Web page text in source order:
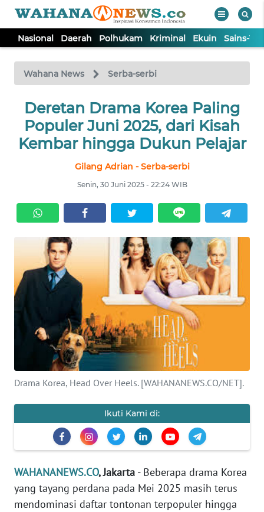
Nasional Daerah Polhukam Kriminal Ekuin Sains-
Wahana News Serba-serbi
Deretan Drama Korea Paling
Populer Juni 2025, dari Kisah
Kembar hingga Dukun Pelajar
Gilang Adrian - Serba-serbi
Senin, 30 Juni 2025 - 22:24 WIB
Drama Korea, Head Over Heels. [WAHANANEWS.CO/NET].
Ikuti Kami di:
WAHANANEWS.CO, Jakarta - Beberapa drama Korea
yang tayang perdana pada Mei 2025 masih terus
mendominasi daftar tontonan terpopuler hingga
TV
Tutup
NASIONAL
DAERAH
KRIMINAL
EKUIN
SAINS-TEKNO
KESEHATAN
INTERNASIONAL
SERBA-SERBI
PENDIDIKAN
OLAHRAGA
OPINI
EDITORIAL